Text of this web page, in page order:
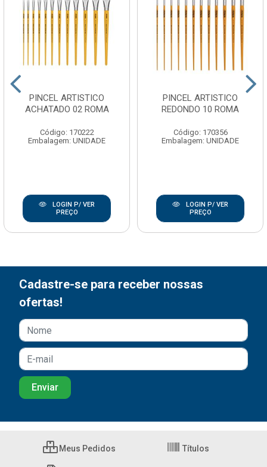
PINCEL ARTISTICO
ACHATADO 02 ROMA
Código: 170222
Embalagem: UNIDADE
LOGIN P/ VER
PREÇO
PINCEL ARTISTICO
REDONDO 10 ROMA
Código: 170356
Embalagem: UNIDADE
LOGIN P/ VER
PREÇO
Cadastre-se para receber nossas
ofertas!
Meus Pedidos Títulos